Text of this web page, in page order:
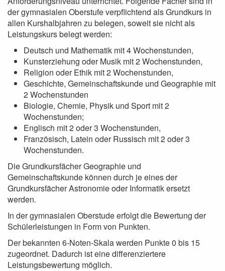
der gymnasialen Oberstufe verpflichtend als Grundkurs in
allen Kurshalbjahren zu belegen, soweit sie nicht als
Leistungskurs belegt werden:
Deutsch und Mathematik mit 4 Wochenstunden,
Kunsterziehung oder Musik mit 2 Wochenstunden,
Religion oder Ethik mit 2 Wochenstunden,
Geschichte, Gemeinschaftskunde und Geographie mit
2 Wochenstunden
Biologie, Chemie, Physik und Sport mit 2
Wochenstunden;
Englisch mit 2 oder 3 Wochenstunden,
Französisch, Latein oder Russisch mit 2 oder 3
Wochenstunden.
Die Grundkursfächer Geographie und
Gemeinschaftskunde können durch je eines der
Grundkursfächer Astronomie oder Informatik ersetzt
werden.
In der gymnasialen Oberstude erfolgt die Bewertung der
Schülerleistungen in Form von Punkten.
Der bekannten 6-Noten-Skala werden Punkte 0 bis 15
zugeordnet. Dadurch ist eine differenziertere
Leistungsbewertung möglich.